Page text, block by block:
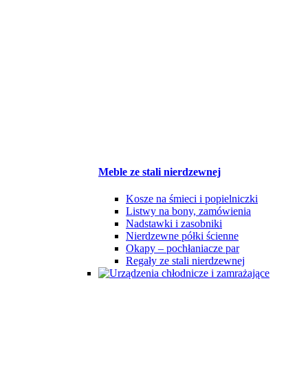
Meble ze stali nierdzewnej
Kosze na śmieci i popielniczki
Listwy na bony, zamówienia
Nadstawki i zasobniki
Nierdzewne półki ścienne
Okapy – pochłaniacze par
Regały ze stali nierdzewnej